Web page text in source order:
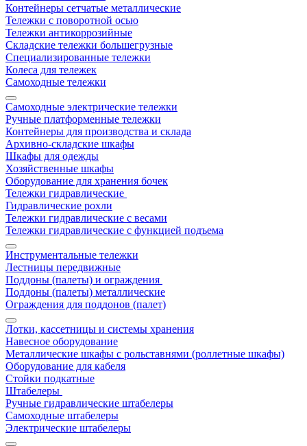
Контейнеры сетчатые металлические
Тележки с поворотной осью
Тележки антикоррозийные
Складские тележки большегрузные
Специализированные тележки
Колеса для тележек
Самоходные тележки
Самоходные электрические тележки
Ручные платформенные тележки
Контейнеры для производства и склада
Архивно-складские шкафы
Шкафы для одежды
Хозяйственные шкафы
Оборудование для хранения бочек
Тележки гидравлические
Гидравлические рохли
Тележки гидравлические с весами
Тележки гидравлические с функцией подъема
Инструментальные тележки
Лестницы передвижные
Поддоны (палеты) и ограждения
Поддоны (палеты) металлические
Ограждения для поддонов (палет)
Лотки, кассетницы и системы хранения
Навесное оборудование
Металлические шкафы с рольставнями (роллетные шкафы)
Оборудование для кабеля
Стойки подкатные
Штабелеры
Ручные гидравлические штабелеры
Самоходные штабелеры
Электрические штабелеры